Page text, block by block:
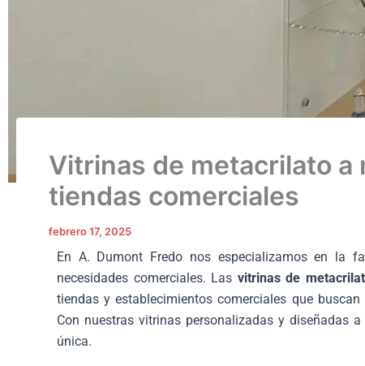
Vitrinas de metacrilato a
tiendas comerciales
febrero 17, 2025
En A. Dumont Fredo nos especializamos en la
necesidades comerciales. Las vitrinas de
tiendas y establecimientos comerciales que
Con nuestras vitrinas personalizadas y diseñadas
única.